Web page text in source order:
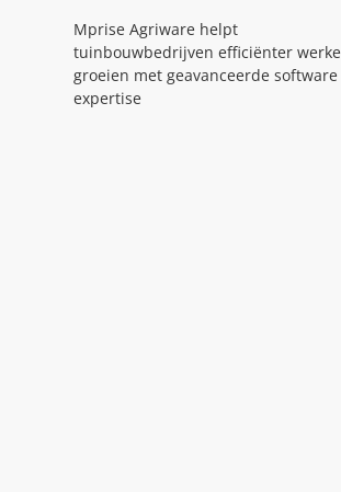
Mprise Agriware helpt
tuinbouwbedrijven efficiënter
groeien met geavanceerde software
expertise